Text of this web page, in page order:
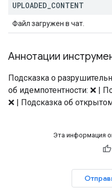
UPLOADED CONTENT
Файл загружен в чат.
Аннотации
Подсказка о
об идемпотентности: ❌ |
❌ | Подсказка об
Эта информация